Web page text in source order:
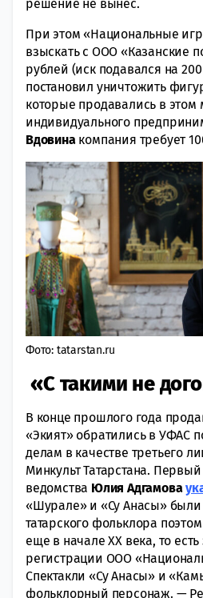
решение не вынес.
При этом «Национальные
взыскать с ООО «Казанские
рублей (иск подавался на
постановил уничтожить
которые продавались в этом
индивидуального
Вдовинакомпания требует
Фото: tatarstan.ru
«С такими не
В конце прошлого года
«Экият» обратились в УФАС
делам в качестве третьего
Минкульт Татарстана.
ведомства Юлия Адгамова
«Шурале» и «Су Анасы»
татарского фольклора
еще в начале XX века, то
регистрации ООО
Спектакли «Су Анасы» и
фольклорный персонаж. —